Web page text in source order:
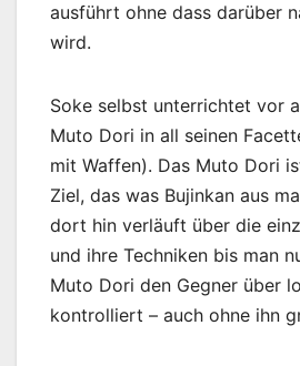
ausführt ohne dass darüber
wird.
Soke selbst unterrichtet vor
Muto Dori in all seinen
mit Waffen). Das Muto Dori
Ziel, das was Bujinkan aus
dort hin verläuft über die
und ihre Techniken bis man
Muto Dori den Gegner über
kontrolliert – auch ohne ihn